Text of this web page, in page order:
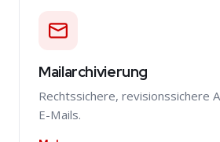
Mailarchivierung
Rechtssichere, revisionssichere
E-Mails.